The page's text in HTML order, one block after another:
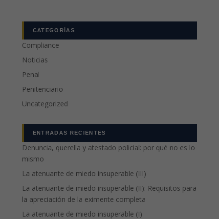
CATEGORÍAS
Compliance
Noticias
Penal
Penitenciario
Uncategorized
ENTRADAS RECIENTES
Denuncia, querella y atestado policial: por qué no es lo
mismo
La atenuante de miedo insuperable (III)
La atenuante de miedo insuperable (II): Requisitos para
la apreciación de la eximente completa
La atenuante de miedo insuperable (I)